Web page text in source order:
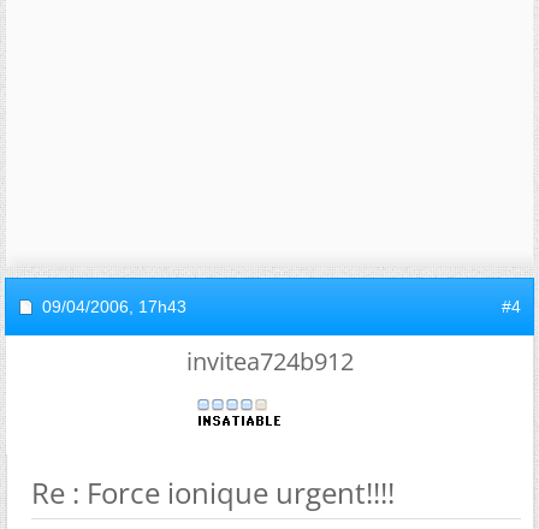
09/04/2006, 17h43 #4
invitea724b912
Re : Force ionique urgent!!!!